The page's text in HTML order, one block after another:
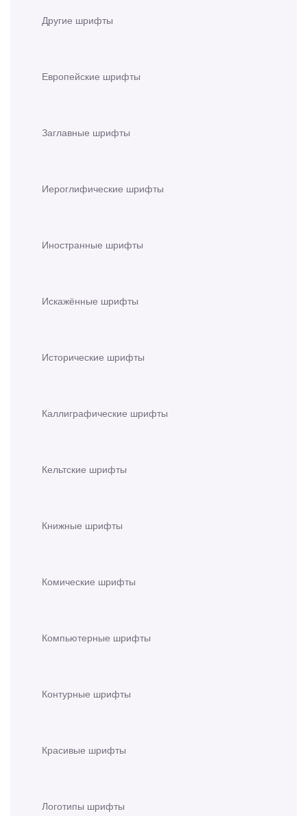
Другие шрифты
Европейские шрифты
Заглавные шрифты
Иероглифические шрифты
Иностранные шрифты
Искажённые шрифты
Исторические шрифты
Каллиграфические шрифты
Кельтские шрифты
Книжные шрифты
Комические шрифты
Компьютерные шрифты
Контурные шрифты
Красивые шрифты
Логотипы шрифты